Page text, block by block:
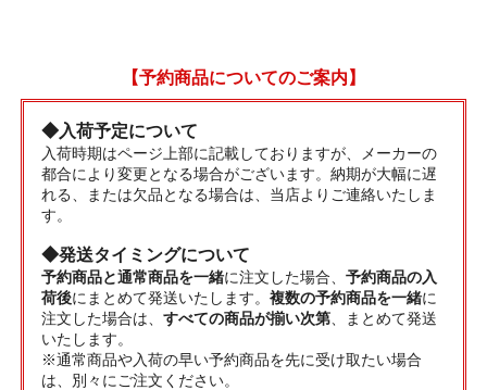
【予約商品についてのご案内】
◆入荷予定について
入荷時期はページ上部に記載しておりますが、メーカーの
都合により変更となる場合がございます。納期が大幅に遅
れる、または欠品となる場合は、当店よりご連絡いたしま
す。
◆発送タイミングについて
予約商品と通常商品を一緒に注文した場合、 予約商品の入
荷後にまとめて発送いたします。 複数の予約商品を一緒に
注文した場合は、 すべての商品が揃い次第、まとめて発送
いたします。
※通常商品や入荷の早い予約商品を先に受け取たい場合
は、別々にご注文ください。